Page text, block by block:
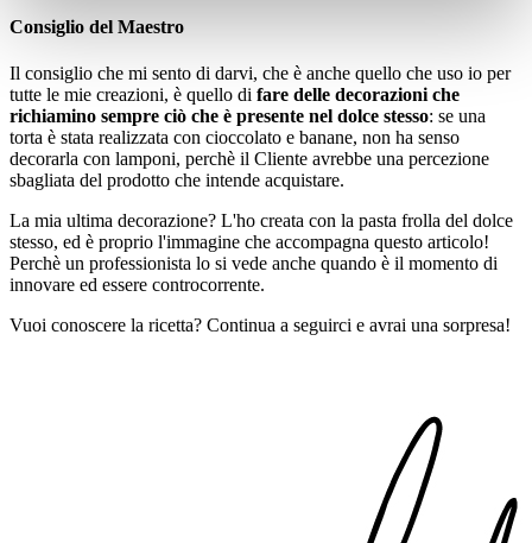
Consiglio del Maestro
Il consiglio che mi sento di darvi, che è anche quello che uso io per
tutte le mie creazioni, è quello di fare delle decorazioni che
richiamino sempre ciò che è presente nel dolce stesso: se una
torta è stata realizzata con cioccolato e banane, non ha senso
decorarla con lamponi, perchè il Cliente avrebbe una percezione
sbagliata del prodotto che intende acquistare.
La mia ultima decorazione? L'ho creata con la pasta frolla del dolce
stesso, ed è proprio l'immagine che accompagna questo articolo!
Perchè un professionista lo si vede anche quando è il momento di
innovare ed essere controcorrente.
Vuoi conoscere la ricetta? Continua a seguirci e avrai una sorpresa!